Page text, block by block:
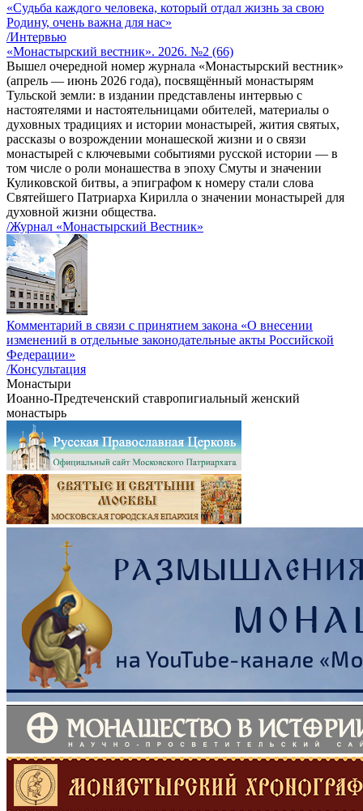
«Судьба каждого человека, который отдал жизнь за свою
Родину, очень важна для нас»
/Интервью
«Монастырский вестник». 2026. №2 (66)
Вышел очередной номер журнала «Монастырский вестник»
(апрель — июнь 2026 года), посвящённый монастырям
Тульской земли: в издании представлены интервью с
настоятелями и настоятельницами обителей, материалы о
духовных традициях и истории монастырей, жития святых,
рассказы о возрождении монашеской жизни и о связи
монастырей с ключевыми событиями русской истории — в
том числе о роли монашества в эпоху Смуты и значении
Куликовской битвы, а эпиграфом к номеру стали слова
Святейшего Патриарха Кирилла о значении монастырей для
духовной жизни общества.
/Журнал «Монастырский Вестник»
Комментарий в связи с принятием закона «О внесении
изменений в отдельные законодательные акты Российской
Федерации»
/Консультация
Монастыри
Иоанно-Предтеченский ставропигиальный женский
монастырь